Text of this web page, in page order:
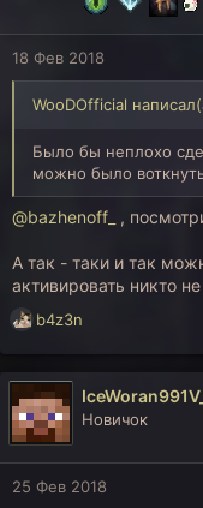
18 Фев 2018
WooDOfficial
Было бы неплохо
можно было
@bazhenoff_ ,
А так - таки и так
активировать никто
Р
к
ц
и
и
:
b4z3n
Новичок
25 Фев 2018